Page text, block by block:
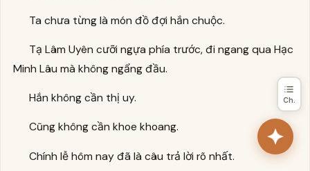
Ch.
Ta chưa từng là món đồ đợi hắn chuộc.
Tạ Lâm Uyên cưỡi ngựa phía trước, đi ngang qua Hạc
Minh Lâu mà không ngẩng đầu.
Hắn không cần thị uy.
Cũng không cần khoe khoang.
Chính lễ hôm nay đã là câu trả lời rõ nhất.